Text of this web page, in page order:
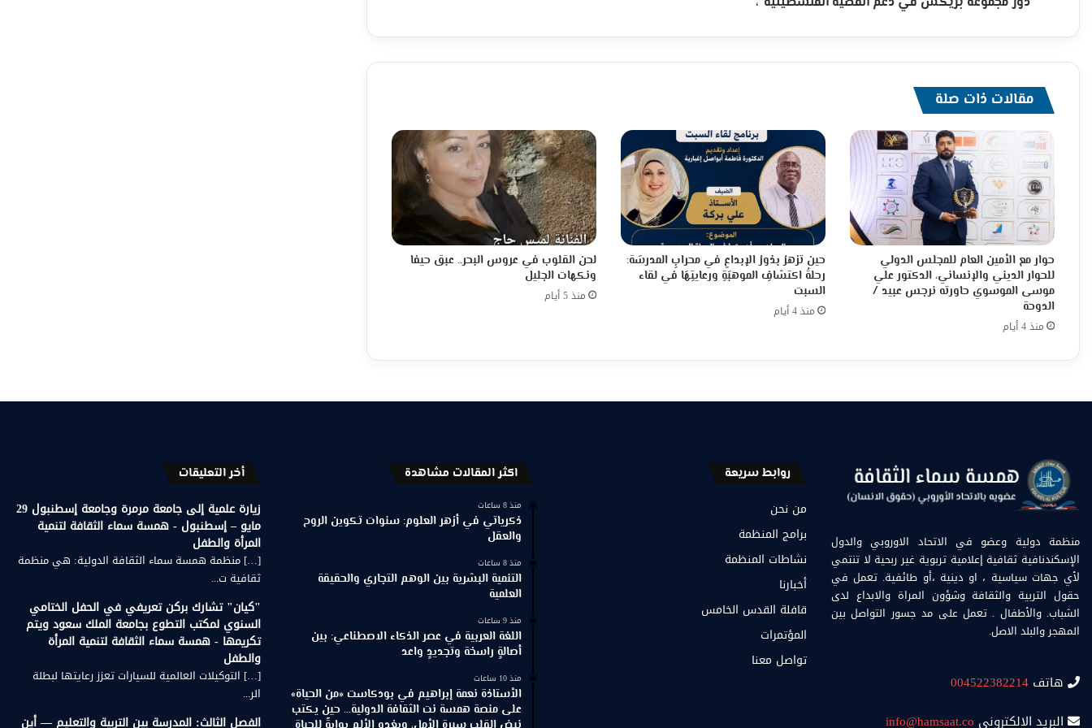
القضية
مقالات ذات صلة
حوار مع الأمين العام للمجلس الدولي
للحوار الديني والإنساني، الدكتور علي
موسى الموسوي حاورته نرجس عبيد /
الدوحة
منذ 4 أيام
حين تزهرُ بذورُ الإبداعِ في محرابِ المدرسَة:
رحلةُ اكتشافِ الموهبَةِ ورعايتِهَا في لقاء
السبت
منذ 4 أيام
لحن القلوب في عروس البحر.. عبق حيفا
ونكهات الجليل
منذ 5 أيام
منظمة دولية وعضو في الاتحاد الاوروبي والدول
الإسكندنافية ثقافية إعلامية تربوية غير ربحية لا تنتمي
لأي جهات سياسية ، او دينية ،أو طائفية. تعمل في
حقول التربية والثقافة وشؤون المراة والابداع لدى
الشباب. والأطفال . تعمل على مد جسور التواصل بين
المهجر والبلد الاصل.
هاتف 004522382214
البريد الالكتروني info@hamsaat.co
روابط سريعة
من نحن
برامج المنظمة
نشاطات المنظمة
أخبارنا
قافلة القدس الخامس
المؤتمرات
تواصل معنا
اكثر المقالات مشاهدة
منذ 8 ساعات
ذكرياتي في أزهر العلوم: سنوات تكوين الروح
والعقل
منذ 8 ساعات
التنمية البشرية بين الوهم التجاري والحقيقة
العلمية
منذ 9 ساعات
اللغة العربية في عصر الذكاء الاصطناعي: بين
أصالةٍ راسخة وتجديدٍ واعد
منذ 10 ساعات
الأستاذة نعمة إبراهيم في بودكاست «من الحياة»
على منصة همسة نت الثقافة الدولية… حين يكتب
أخر التعليقات
زيارة علمية إلى جامعة مرمرة وجامعة إسطنبول 29
مايو – إسطنبول - همسة سماء الثقافة لتنمية
المرأة والطفل
[…] منظمة همسة سماء الثقافة الدولية: هي منظمة
ثقافية ت...
"كيان" تشارك بركن تعريفي في الحفل الختامي
السنوي لمكتب التطوع بجامعة الملك سعود ويتم
تكريمها - همسة سماء الثقافة لتنمية المرأة
والطفل
[…] التوكيلات العالمية للسيارات تعزز رعايتها لبطلة
الر...
الفصل الثالث: المدرسة بين التربية والتعليم — أين